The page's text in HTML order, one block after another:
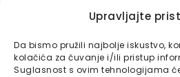
Upravljajte
Da bismo pružili najbolje iskustvo,
kolačića za čuvanje i/ili pristup
Suglasnost s ovim tehnologijama
Bajtbox